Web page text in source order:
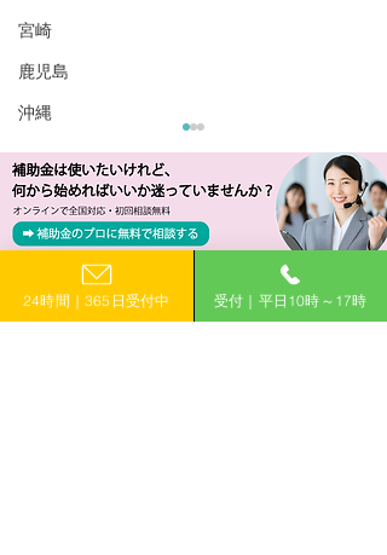
宮崎
鹿児島
沖縄
R8/6/5 UP!【沖縄県】令
​補助金申請に関するご相談・ご質問はお気軽に
24時間｜365日受付中 受付｜平日10時～17時